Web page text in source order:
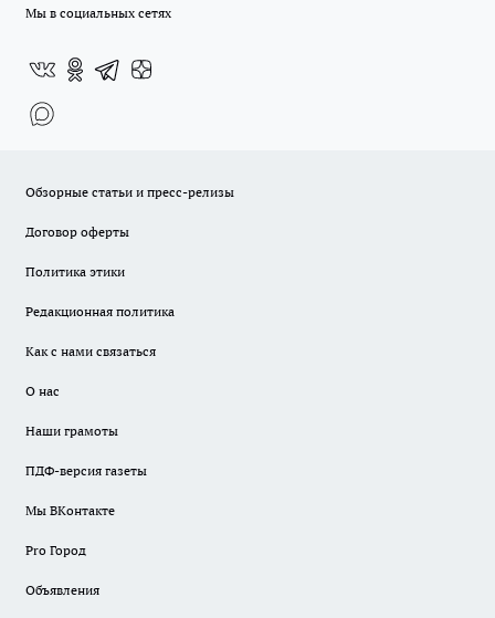
Мы в социальных сетях
Обзорные статьи и пресс-релизы
Договор оферты
Политика этики
Редакционная политика
Как с нами связаться
О нас
Наши грамоты
ПДФ-версия газеты
Мы ВКонтакте
Pro Город
Объявления